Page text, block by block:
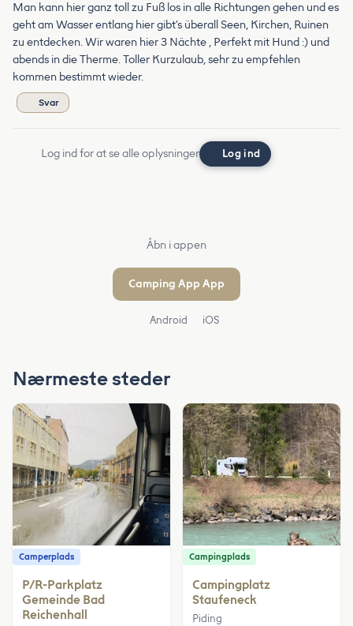
Man kann hier ganz toll zu Fuß los in alle Richtungen gehen und es
geht am Wasser entlang hier gibt’s überall Seen, Kirchen, Ruinen
zu entdecken. Wir waren hier 3 Nächte , Perfekt mit Hund :) und
abends in die Therme. Toller Kurzulaub, sehr zu empfehlen
kommen bestimmt wieder.
Svar
Log ind for at se alle oplysninger Log ind
Åbn i appen
Camping App App
Android iOS
Nærmeste steder
Camperplads
P/R-Parkplatz
Gemeinde Bad
Reichenhall
Campingplads
Campingplatz
Staufeneck
Piding